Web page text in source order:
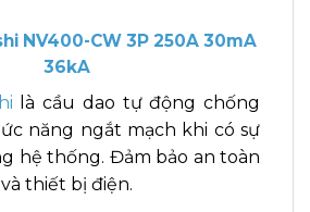
NV400-CW 3P 250A 30mA
36kA
là cầu dao tự động chống
năng ngắt mạch khi có sự
hệ thống. Đảm bảo an toàn
thiết bị điện.